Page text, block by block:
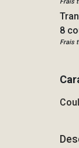
8
Frais